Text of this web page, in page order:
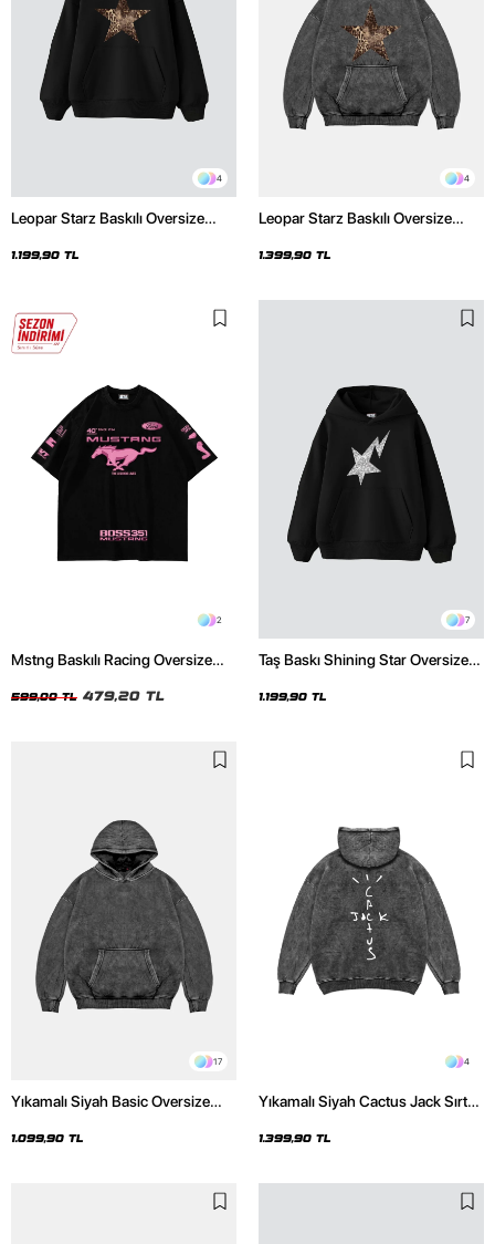
4
Leopar Starz Baskılı Oversize
1.199,90 TL
4
Leopar Starz Baskılı Oversize
Hoodie
1.399,90 TL
2
Mstng Baskılı Racing Oversize
599,00 TL 479,20 TL
7
Taş Baskı Shining Star Oversize
1.199,90 TL
17
Yıkamalı Siyah Basic Oversize
1.099,90 TL
4
Yıkamalı Siyah Cactus Jack Sırt
1.399,90 TL